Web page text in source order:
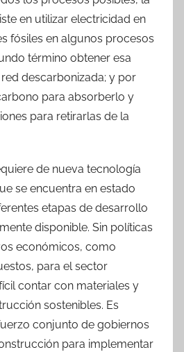
en utilizar electricidad en
fósiles en algunos procesos
término obtener esa
descarbonizada; y por
para absorberlo y
para retirarlas de la
de nueva tecnología
se encuentra en estado
etapas de desarrollo
disponible. Sin políticas
económicos, como
para el sector
contar con materiales y
sostenibles. Es
conjunto de gobiernos
para implementar